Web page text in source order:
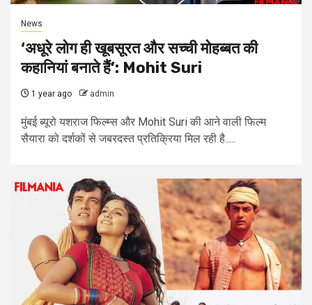
News
‘अधूरे लोग ही खूबसूरत और सच्ची मोहब्बत की
कहानियां बनाते हैं’: Mohit Suri
1 year ago admin
मुंबई ब्यूरो यशराज फिल्म्स और Mohit Suri की आने वाली फिल्म
सैयारा को दर्शकों से जबरदस्त प्रतिक्रिया मिल रही है.....